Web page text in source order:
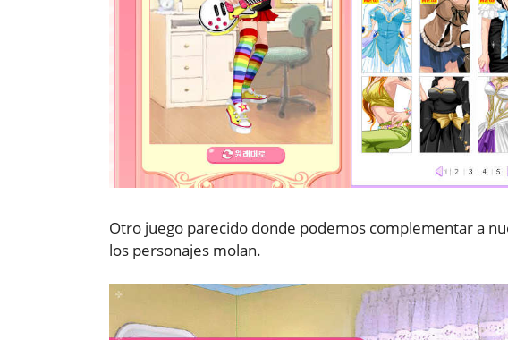
Otro juego parecido donde podemos complementar a
los personajes molan.